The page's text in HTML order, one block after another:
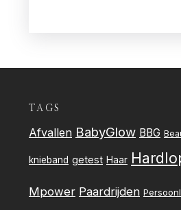
TAGS
Afvallen BabyGlow BBG
knieband getest Haar
Mpower Paardrijden